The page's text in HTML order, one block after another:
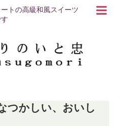
トの高級和風スイーツ
つかしい、おいし